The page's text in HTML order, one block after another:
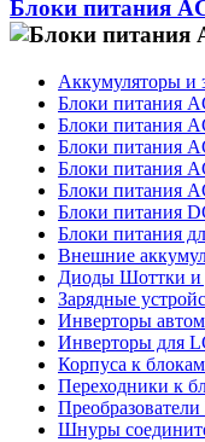
Блоки питания
Аккумуляторы и
Блоки питания
Блоки питания
Блоки питания
Блоки питания
Блоки питания
Блоки питания
Блоки питания
Внешние
Диоды Шоттки и
Зарядные
Инверторы
Инверторы для
Корпуса к
Переходники к
Шнуры